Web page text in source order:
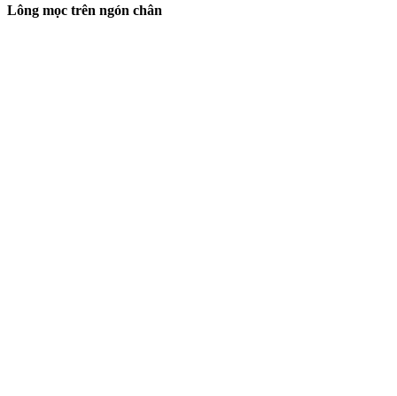
Lông mọc trên ngón chân